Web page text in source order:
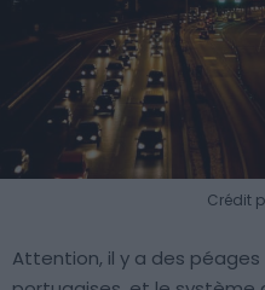
Crédit
Attention, il y a des